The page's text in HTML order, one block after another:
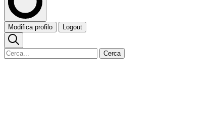
Modifica profilo Logout
Cerca